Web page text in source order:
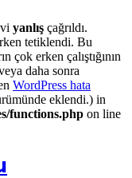
yanlış çağrıldı.
tetiklendi. Bu
çok erken çalıştığının
daha sonra
WordPress hata
eklendi.) in
functions.php on line